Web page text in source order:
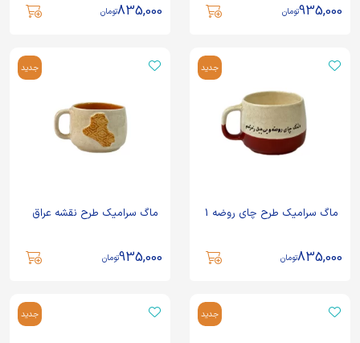
935,000تومان 835,000تومان
جدید
ماگ سرامیک طرح چای روضه 1
835,000تومان
جدید
ماگ سرامیک طرح نقشه عراق
935,000تومان
جدید جدید